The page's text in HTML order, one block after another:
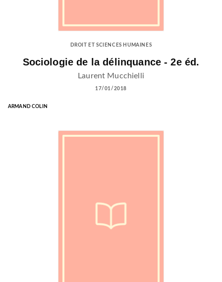
DROIT ET SCIENCES HUMAINES
Sociologie de la délinquance - 2e éd.
Laurent Mucchielli
17/01/2018
ARMAND COLIN